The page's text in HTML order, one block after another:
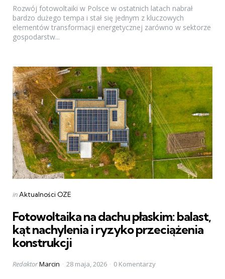
Rozwój fotowoltaiki w Polsce w ostatnich latach nabrał
bardzo dużego tempa i stał się jednym z kluczowych
elementów transformacji energetycznej zarówno w sektorze
gospodarstw...
Categories
Posted
inAktualności OZE
Fotowoltaika na dachu płaskim: balast,
kąt nachylenia i ryzyko przeciążenia
konstrukcji
Posted
RedaktorMarcin 28 maja, 2026 0 Komentarzy